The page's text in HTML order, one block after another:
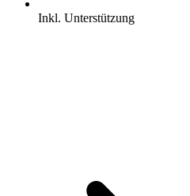
Inkl. Unterstützung